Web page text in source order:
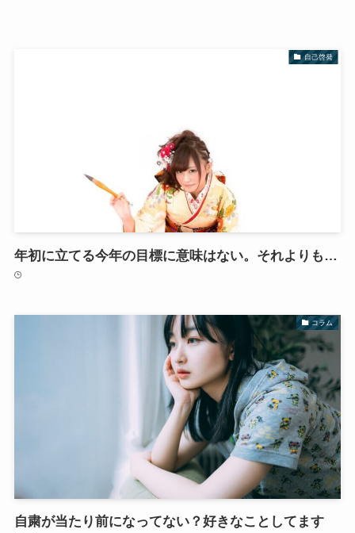
自己啓発
年初に立てる今年の目標に意味はない。それよりも…
コラム
自粛が当たり前になってない？好きなことしてます